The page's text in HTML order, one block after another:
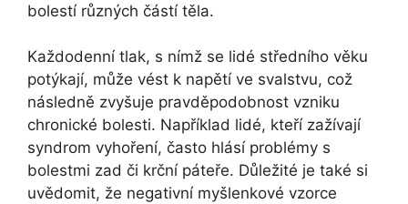
bolestí různých částí těla.
Každodenní tlak, s nímž se lidé středního věku
potýkají, může vést k napětí ve svalstvu, což
následně zvyšuje pravděpodobnost vzniku
chronické bolesti. Například lidé, kteří zažívají
syndrom vyhoření, často hlásí problémy s
bolestmi zad či krční páteře. Důležité je také si
uvědomit, že negativní myšlenkové vzorce